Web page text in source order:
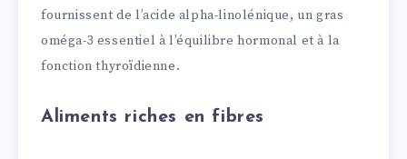
fournissent de l’acide alpha-linolénique, un gras
oméga-3 essentiel à l’équilibre hormonal et à la
fonction thyroïdienne.
Aliments riches en fibres